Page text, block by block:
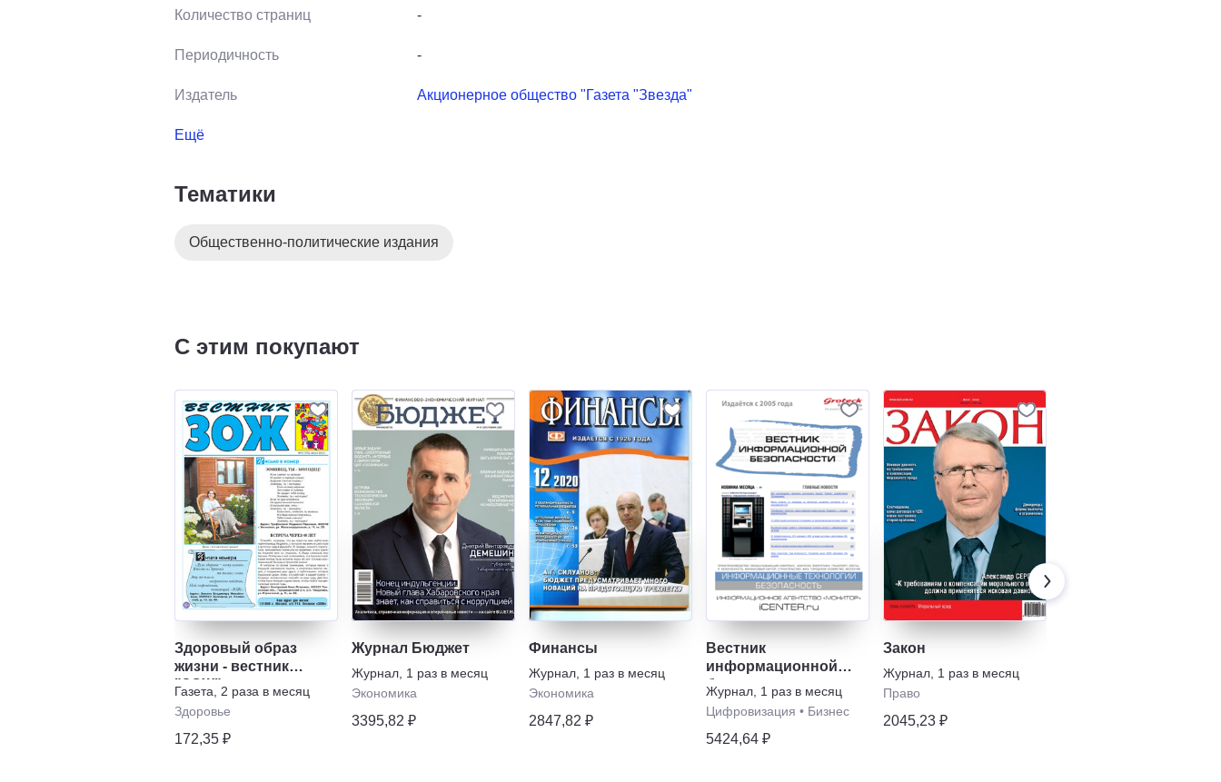
Количество страниц -
Периодичность -
Издатель Акционерное общество "Газета "Звезда"
Ещё
Тематики
Общественно-политические издания
С этим покупают
Здоровый образ
жизни - вестник
"ЗОЖ"
Газета
2 раза в месяц
Здоровье
172,35 ₽
Журнал Бюджет
Журнал 1 раз в месяц
Экономика
3395,82 ₽
Финансы
Журнал 1 раз в месяц
Экономика
2847,82 ₽
Вестник
информационной
безопасности
Журнал 1 раз в месяц
Цифровизация • Бизнес
5424,64 ₽
Закон
Журнал 1 раз в месяц
Право
2045,23 ₽